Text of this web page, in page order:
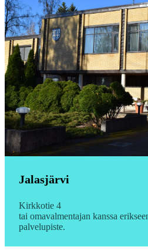
Jalasjärvi
Kirkkotie 4
tai omavalmentajan kanssa
palvelupiste.